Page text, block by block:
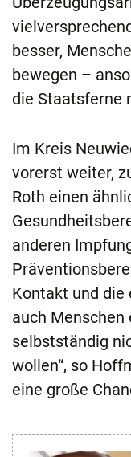
besser,
bewegen –
die Staatsferne
Im Kreis
vorerst weiter,
Roth einen
anderen
Kontakt und die
auch Menschen
selbstständig
wollen“, so
eine große